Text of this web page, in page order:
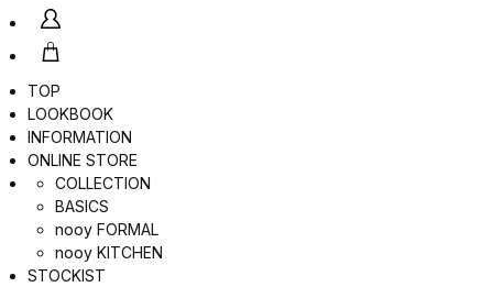
TOP
LOOKBOOK
INFORMATION
ONLINE STORE
COLLECTION
BASICS
nooy FORMAL
nooy KITCHEN
STOCKIST